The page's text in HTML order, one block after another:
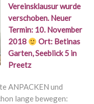
Vereinsklausur wurde
verschoben. Neuer
Termin: 10. November
2018
Ort: Betinas
Garten, Seeblick 5 in
Preetz
ANPACKEN und
lange bewegen: